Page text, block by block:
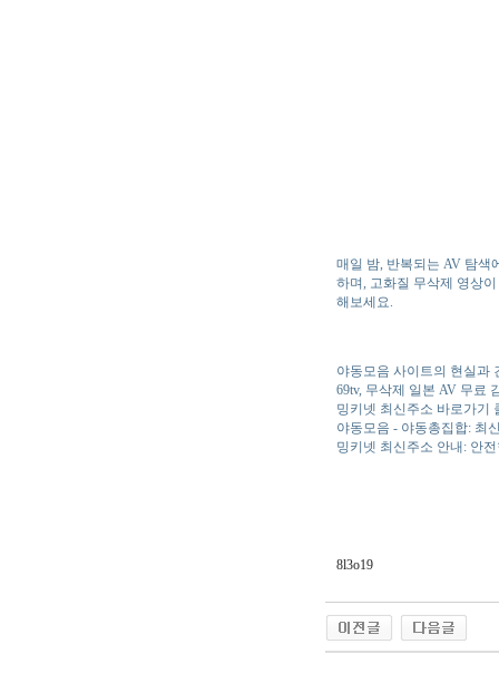
매일 밤, 반복되는 AV 탐색
하며, 고화질 무삭제 영상
해보세요.
야동모음 사이트의 현실과
69tv, 무삭제 일본 AV 무료
밍키넷 최신주소 바로가기
야동모음 - 야동총집합: 최
밍키넷 최신주소 안내: 안
8l3o19